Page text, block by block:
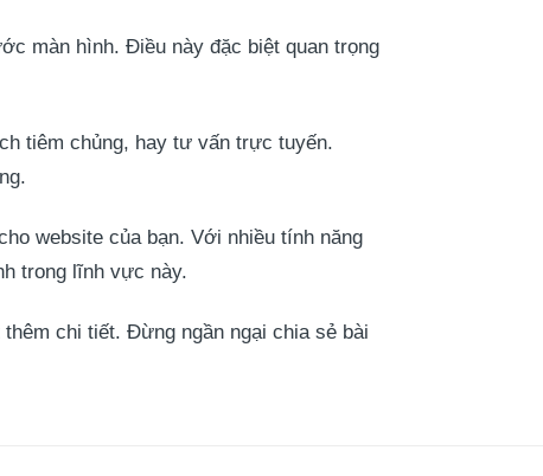
màn hình. Điều này đặc biệt quan trọng
tiêm chủng, hay tư vấn trực tuyến.
website của bạn. Với nhiều tính năng
trong lĩnh vực này.
thêm chi tiết. Đừng ngần ngại chia sẻ bài